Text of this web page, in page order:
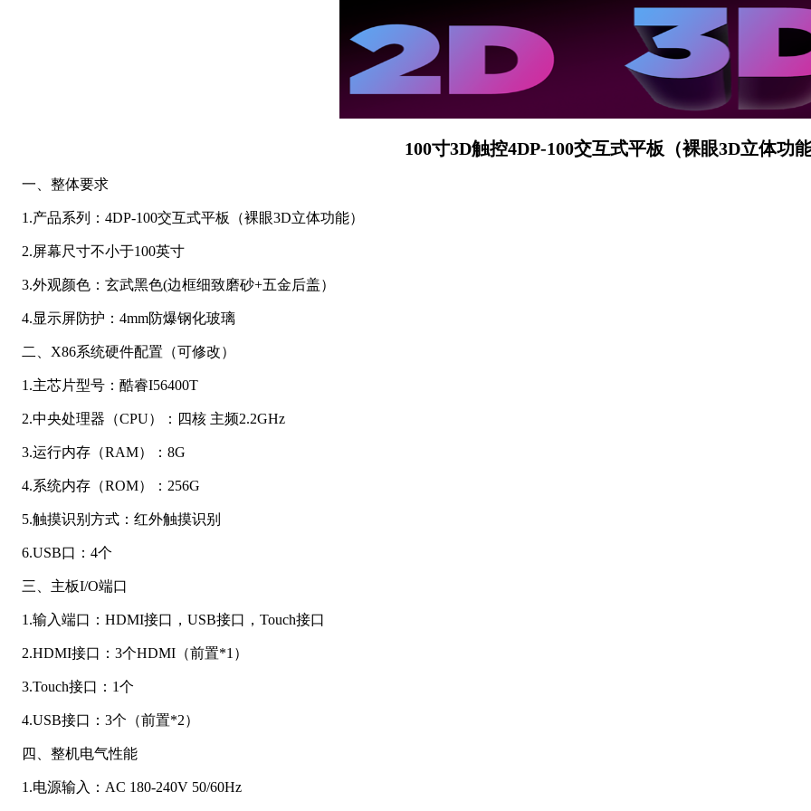
100寸3D触控4DP-100交互式平板（裸眼3D立体功
一、整体要求
1.产品系列：4DP-100交互式平板（裸眼3D立体功能）
2.屏幕尺寸不小于100英寸
3.外观颜色：玄武黑色(边框细致磨砂+五金后盖）
4.显示屏防护：4mm防爆钢化玻璃
二、X86系统硬件配置（可修改）
1.主芯片型号：酷睿I56400T
2.中央处理器（CPU）：四核 主频2.2GHz
3.运行内存（RAM）：8G
4.系统内存（ROM）：256G
5.触摸识别方式：红外触摸识别
6.USB口：4个
三、主板I/O端口
1.输入端口：HDMI接口，USB接口，Touch接口
2.HDMI接口：3个HDMI（前置*1）
3.Touch接口：1个
4.USB接口：3个（前置*2）
四、整机电气性能
1.电源输入：AC 180-240V 50/60Hz